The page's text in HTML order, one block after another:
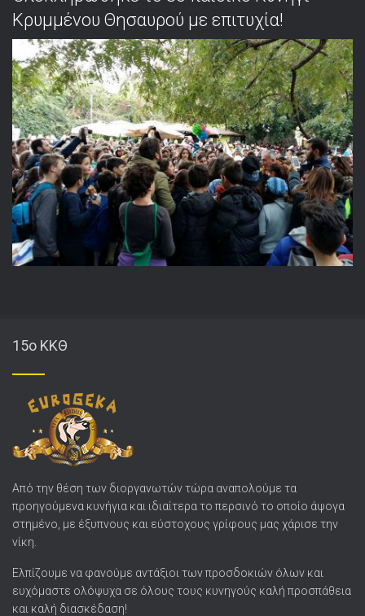
Κρυμμένου Θησαυρού με επιτυχία!
15o ΚΚΘ
Από την θέση των διοργανωτών τώρα αναπολούμε τα
προηγούμενα κυνήγια και ιδιαίτερα το περσινό το οποίο άψογα
στημένο, με έξυπνους και εύστοχους γρίφους μας χάρισε την
νίκη.
Ελπίζουμε να φανούμε αντάξιοι των προσδοκιών όλων και
ευχόμαστε ολόψυχα σε όλους τους κυνηγούς καλή προσπάθεια
και καλή διασκέδαση!